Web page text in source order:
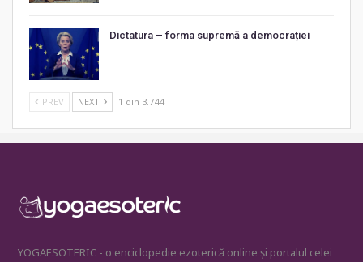
Dictatura – forma supremă a democrației
PREV NEXT 1 din 3.744
YOGAESOTERIC - o enciclopedie ezoterică online și portalul celei